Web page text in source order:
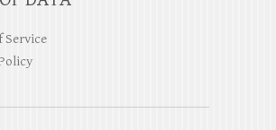
Service